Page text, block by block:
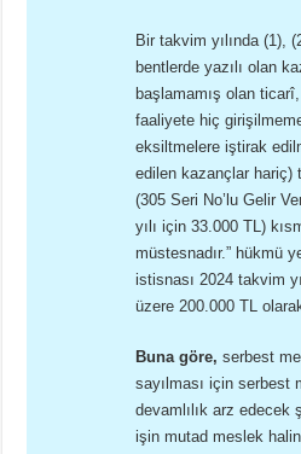
Bir takvim yılında (1),
bentlerde yazılı olan
başlamamış olan
faaliyete hiç
eksiltmelere iştirak
edilen kazançlar hariç)
(305 Seri No’lu Gelir
yılı için 33.000 TL)
müstesnadır.” hükmü
istisnası 2024 takvim
üzere 200.000 TL
Buna göre, serbest
sayılması için serbest
devamlılık arz edecek
işin mutad meslek